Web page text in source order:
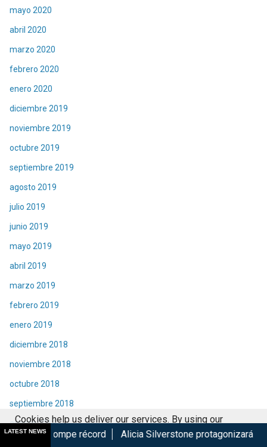
mayo 2020
abril 2020
marzo 2020
febrero 2020
enero 2020
diciembre 2019
noviembre 2019
octubre 2019
septiembre 2019
agosto 2019
julio 2019
junio 2019
mayo 2019
abril 2019
marzo 2019
febrero 2019
enero 2019
diciembre 2018
noviembre 2018
octubre 2018
septiembre 2018
agosto 2018
LATEST NEWS
récord Alicia Silverstone protagonizará la secuela de
Cookies help us deliver our services. By using our
services, you agree to our use of cookies.
Got it